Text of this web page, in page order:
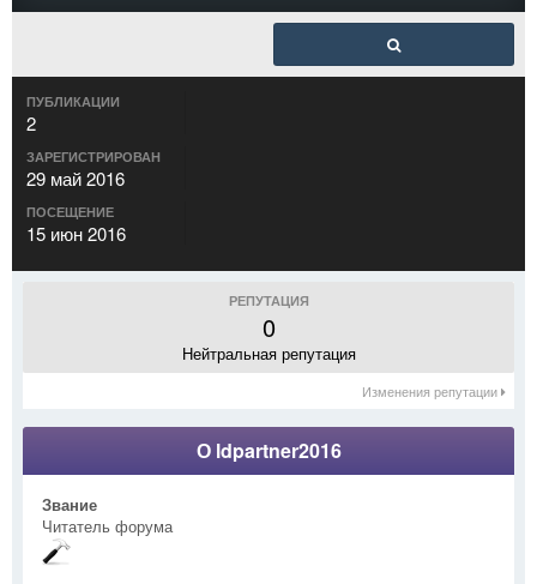
ПУБЛИКАЦИИ
2
ЗАРЕГИСТРИРОВАН
29 май 2016
ПОСЕЩЕНИЕ
15 июн 2016
РЕПУТАЦИЯ
0
Нейтральная репутация
Изменения репутации
О ldpartner2016
Звание
Читатель форума